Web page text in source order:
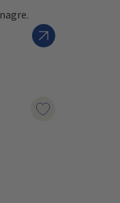
Marqueur le